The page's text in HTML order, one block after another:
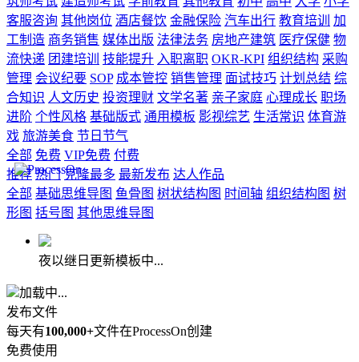
客服咨询 其他岗位 酒店餐饮 金融保险 汽车出行 教育培训
加
工制造 商务销售 媒体出版 法律法务 房地产建筑 医疗保健 物
流快递 团建培训 技能提升 入职离职 OKR-KPI 组织结构 采购
管理 会议纪要 SOP 成本管控 销售管理 面试技巧 计划总结 综
合知识 人文历史 投资理财 文学名著 亲子家庭 心理成长 职场
进阶 个性风格 基础版式 通用模板 影视综艺 生活常识 体育游
戏 旅游美食 节日节气
全部 免费 VIP免费 付费
推荐 热门 克隆最多 最新发布 达人作品
全部 基础思维导图 鱼骨图 树状结构图 时间轴 组织结构图 树
形图 括号图 其他思维导图
夜以继日更新模板中...
加载中...
发布文件
每天有100,000+文件在ProcessOn创建
免费使用